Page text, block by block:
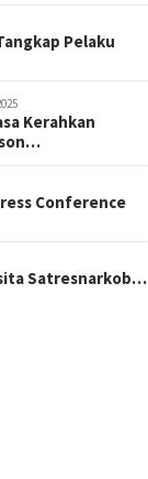
Pelaku
Kerahkan
Conference
Satresnarkob…